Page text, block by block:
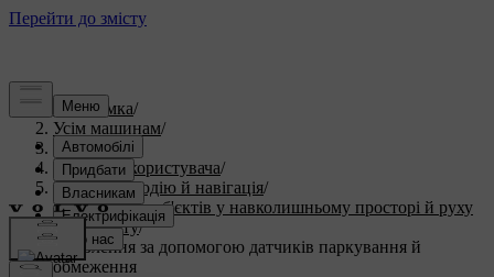
Підтримка/
Усім машинам/
V60 2025/
Посібник користувача/
Допомога водію й навігація/
Виявлення об'єктів у навколишньому просторі й руху
транспорту/
Виявлення за допомогою датчиків паркування й
обмеження